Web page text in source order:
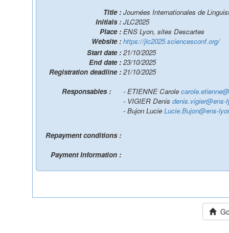
Title : Journées Internationales de
Initials : JLC2025
Place : ENS Lyon, sites Descartes
Website : https://jlc2025.sciencesconf.org/
Start date : 21/10/2025
End date : 23/10/2025
Registration deadline : 21/10/2025
- ETIENNE Carole
- VIGIER Denis denis.vigier@ens-
- Bujon Lucie Lucie.Bujon@ens-
Repayment conditions :
Payment Information :
Go